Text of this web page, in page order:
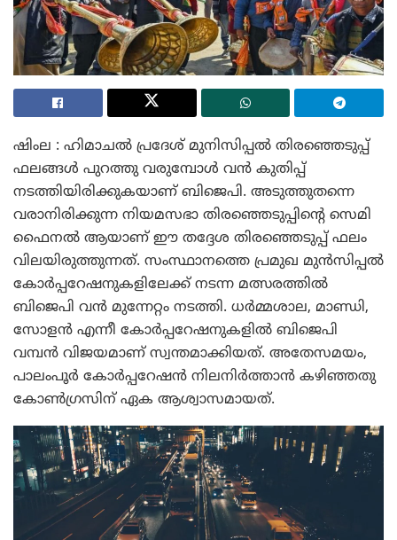
ഷിംല : ഹിമാചൽ പ്രദേശ് മുനിസിപ്പൽ തിരഞ്ഞെടുപ്പ്
ഫലങ്ങൾ പുറത്തു വരുമ്പോൾ വൻ കുതിപ്പ്
നടത്തിയിരിക്കുകയാണ് ബിജെപി. അടുത്തുതന്നെ
വരാനിരിക്കുന്ന നിയമസഭാ തിരഞ്ഞെടുപ്പിന്റെ സെമി
ഫൈനൽ ആയാണ് ഈ തദ്ദേശ തിരഞ്ഞെടുപ്പ് ഫലം
വിലയിരുത്തുന്നത്. സംസ്ഥാനത്തെ പ്രമുഖ മുൻസിപ്പൽ
കോർപ്പറേഷനുകളിലേക്ക് നടന്ന മത്സരത്തിൽ
ബിജെപി വൻ മുന്നേറ്റം നടത്തി. ധർമ്മശാല, മാണ്ഡി,
സോളൻ എന്നീ കോർപ്പറേഷനുകളിൽ ബിജെപി
വമ്പൻ വിജയമാണ് സ്വന്തമാക്കിയത്. അതേസമയം,
പാലംപൂർ കോർപ്പറേഷൻ നിലനിർത്താൻ കഴിഞ്ഞതു
കോൺഗ്രസിന് ഏക ആശ്വാസമായത്.